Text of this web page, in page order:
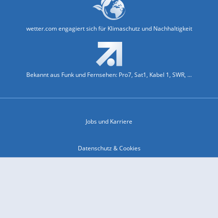
wetter.com engagiert sich für Klimaschutz und Nachhaltigkeit
Bekannt aus Funk und Fernsehen: Pro7, Sat1, Kabel 1, SWR, ...
Jobs und Karriere
Datenschutz & Cookies